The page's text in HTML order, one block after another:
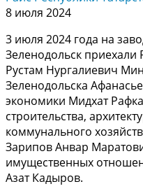
8 июля 2024
3 июля 2024 года на
Зеленодольск приехали
Рустам Нургалиевич
Зеленодольска
экономики Мидхат
строительства,
коммунального
Зарипов Анвар
имущественных
Азат Кадыров.